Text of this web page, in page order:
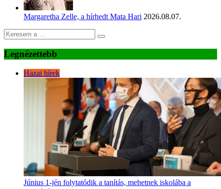
Margaretha Zelle, a hírhedt Mata Hari 2026.08.07.
Legnézettebb
Hazai hírek
Június 1-jén folytatódik a tanítás, mehetnek iskolába a